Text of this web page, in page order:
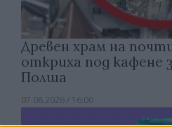
Древен храм на
откриха под кафене
Полша
07.08.2026 / 16:00